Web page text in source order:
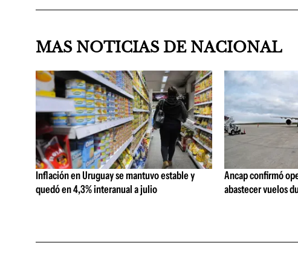
MAS NOTICIAS DE NACIONAL
Inflación en Uruguay se mantuvo estable y
quedó en 4,3% interanual a julio
Ancap confirmó
abastecer vuelos